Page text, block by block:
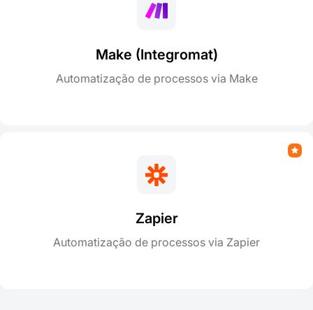
Make (Integromat)
Automatização de processos via Make
Zapier
Automatização de processos via Zapier